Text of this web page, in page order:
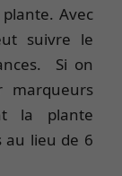
Avec
suivre le
Si on
marqueurs
la plante
au lieu de 6